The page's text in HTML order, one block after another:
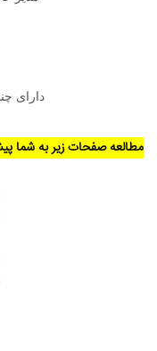
دارای
مطالعه صفحات زیر به شما